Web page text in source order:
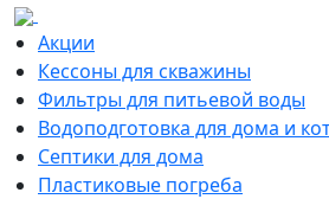
Акции
Кессоны для скважины
Фильтры для питьевой воды
Водоподготовка для дома и
Септики для дома
Пластиковые погреба